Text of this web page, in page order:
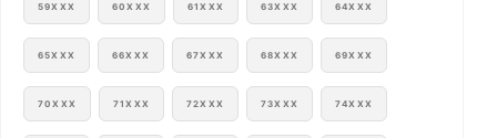
59XXX 60XXX 61XXX 63XXX 64XXX
65XXX 66XXX 67XXX 68XXX 69XXX
70XXX 71XXX 72XXX 73XXX 74XXX